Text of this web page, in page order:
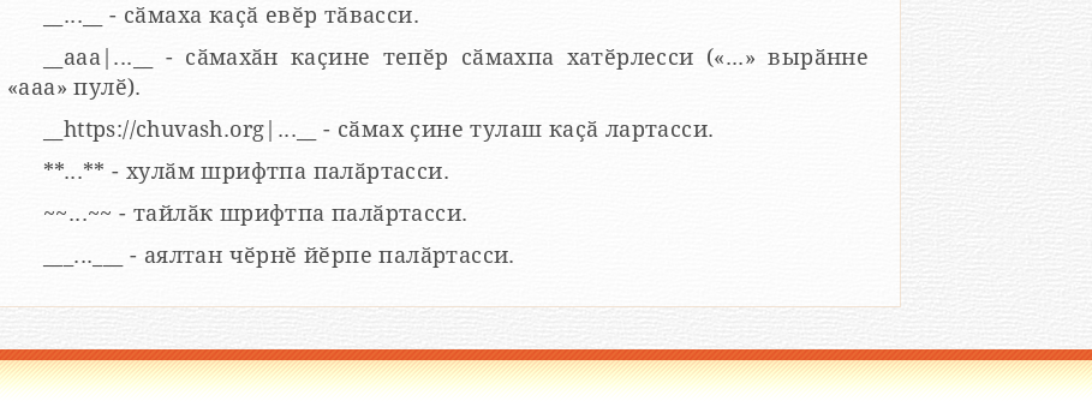
__...__ - сӑмаха каҫӑ евӗр тӑвасси.
__aaa|...__ - сӑмахӑн каҫине тепӗр сӑмахпа хатӗрлесси («...» вырӑнне
«ааа» пулӗ).
__https://chuvash.org|...__ - сӑмах ҫине тулаш каҫӑ лартасси.
**...** - хулӑм шрифтпа палӑртасси.
~~...~~ - тайлӑк шрифтпа палӑртасси.
___...___ - аялтан чӗрнӗ йӗрпе палӑртасси.